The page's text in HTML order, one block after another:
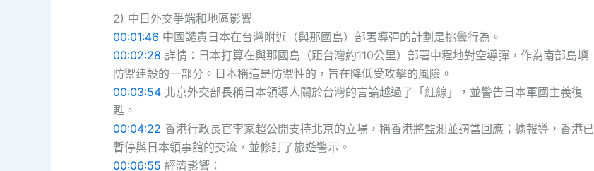
2) 中日外交爭端和地區影響
00:01:46 中國譴責日本在台灣附近（與那國島）部署導彈的計劃是挑釁行為。
00:02:28 詳情：日本打算在與那國島（距台灣約110公里）部署中程地對空導彈，作為南部島嶼
防禦建設的一部分。日本稱這是防禦性的，旨在降低受攻擊的風險。
00:03:54 北京外交部長稱日本領導人關於台灣的言論越過了「紅線」，並警告日本軍國主義復
甦。
00:04:22 香港行政長官李家超公開支持北京的立場，稱香港將監測並適當回應；據報導，香港已
暫停與日本領事館的交流，並修訂了旅遊警示。
00:06:55 經濟影響：